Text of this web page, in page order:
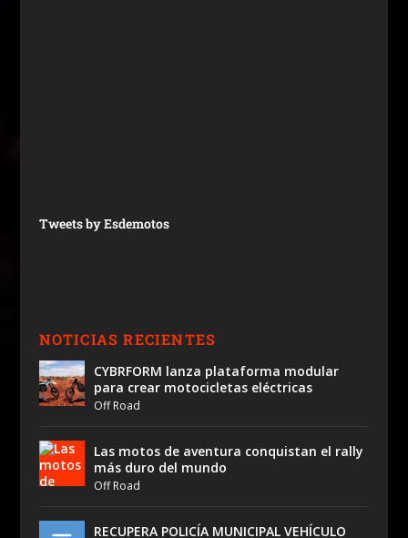
Tweets by Esdemotos
NOTICIAS RECIENTES
CYBRFORM lanza plataforma modular
para crear motocicletas eléctricas
Off Road
Las motos de aventura conquistan el rally
más duro del mundo
Off Road
RECUPERA POLICÍA MUNICIPAL VEHÍCULO